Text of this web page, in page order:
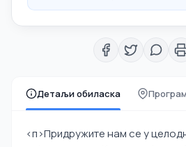
Детаљи обиласка
<п>Придружите нам се у